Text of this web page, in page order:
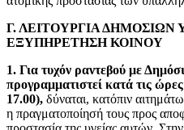
Γ. ΛΕΙΤΟΥΡΓΙΑ ΔΗΜΟΣΙΩΝ
ΕΞΥΠΗΡΕΤΗΣΗ ΚΟΙΝΟΥ
1. Για τυχόν ραντεβού με
προγραμματιστεί κατά τις
17.00), δύναται, κατόπιν
η πραγματοποίησή τους προς